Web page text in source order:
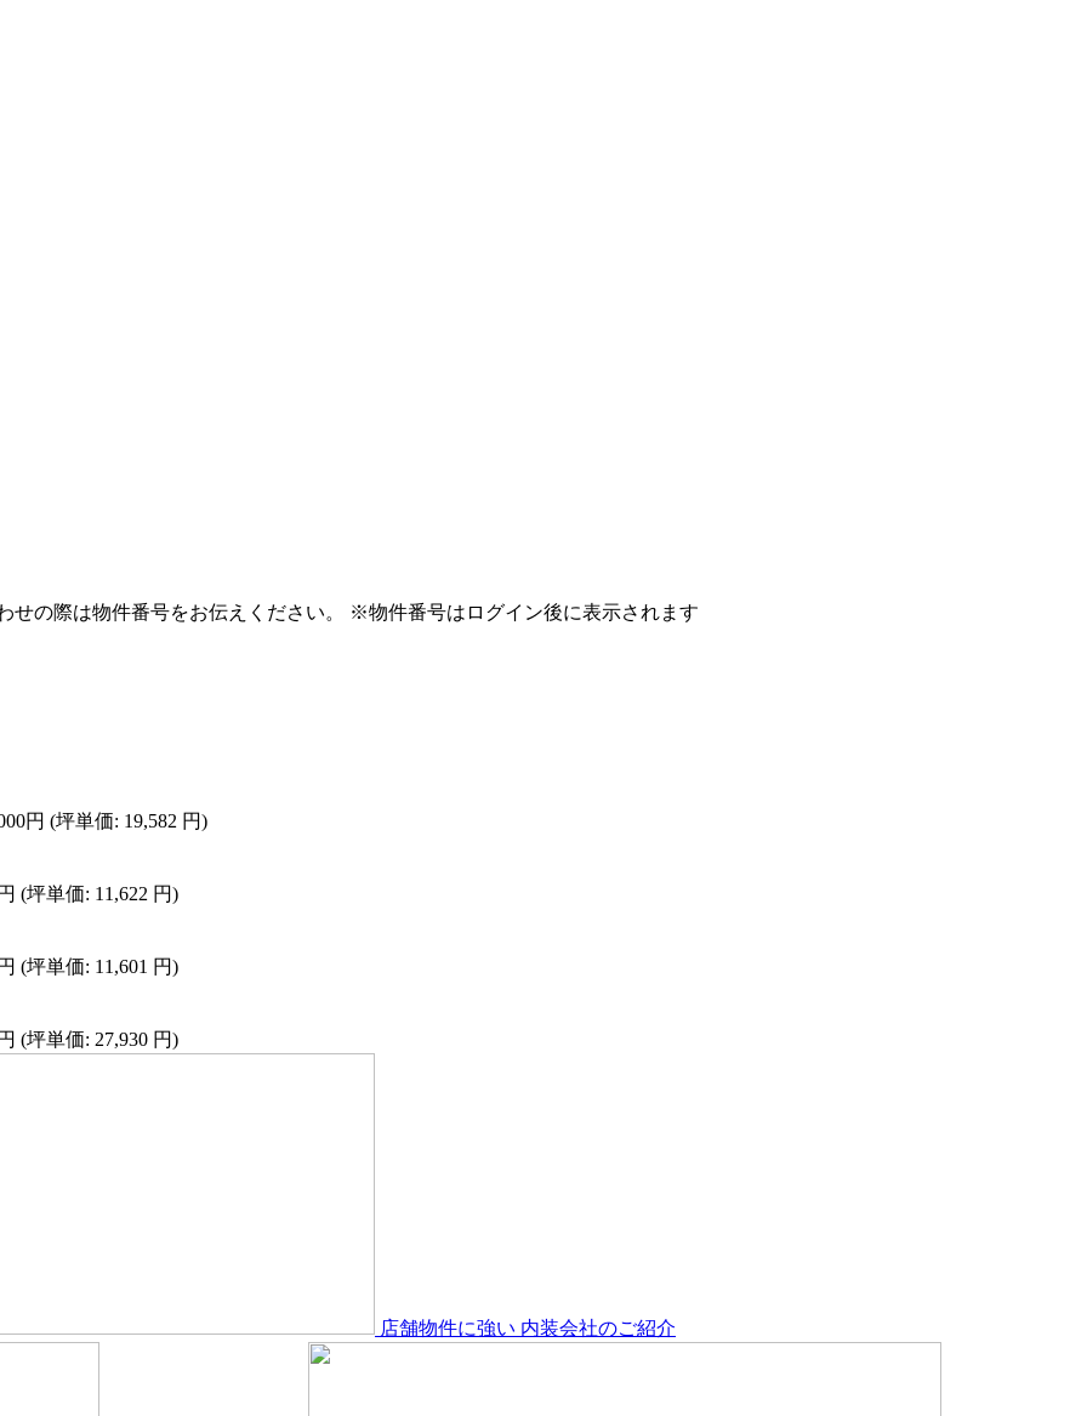
せの際は物件番号をお伝えください。 ※物件番号はログイン後に表示されます
円 (坪単価: 19,582 円)
(坪単価: 11,622 円)
(坪単価: 11,601 円)
(坪単価: 27,930 円)
店舗物件に強い 内装会社のご紹介